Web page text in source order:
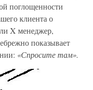
поглощенности
клиента о
X менеджер,
показывает
«Спросите там».